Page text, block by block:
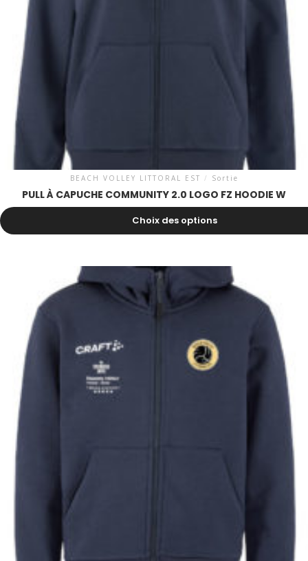
BEACH VOLLEY LITTORAL EST / Sortie
PULL À CAPUCHE COMMUNITY 2.0 LOGO FZ HOODIE W
58.00
Choix des options